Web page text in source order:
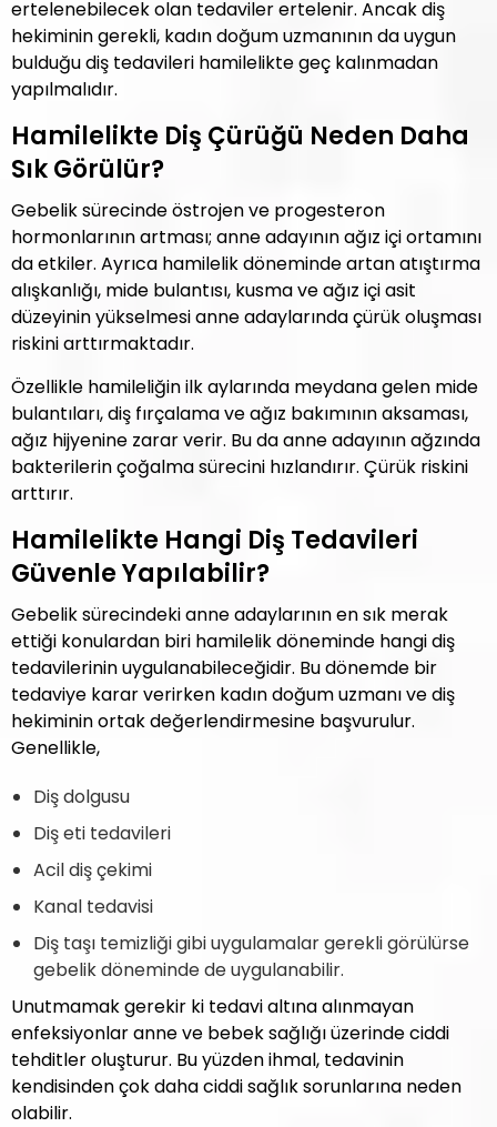
ertelenebilecek olan tedaviler ertelenir. Ancak diş
hekiminin gerekli, kadın doğum uzmanının da uygun
bulduğu diş tedavileri hamilelikte geç kalınmadan
yapılmalıdır.
Hamilelikte Diş Çürüğü Neden Daha
Sık Görülür?
Gebelik sürecinde östrojen ve progesteron
hormonlarının artması; anne adayının ağız içi ortamını
da etkiler. Ayrıca hamilelik döneminde artan atıştırma
alışkanlığı, mide bulantısı, kusma ve ağız içi asit
düzeyinin yükselmesi anne adaylarında çürük oluşması
riskini arttırmaktadır.
Özellikle hamileliğin ilk aylarında meydana gelen mide
bulantıları, diş fırçalama ve ağız bakımının aksaması,
ağız hijyenine zarar verir. Bu da anne adayının ağzında
bakterilerin çoğalma sürecini hızlandırır. Çürük riskini
arttırır.
Hamilelikte Hangi Diş Tedavileri
Güvenle Yapılabilir?
Gebelik sürecindeki anne adaylarının en sık merak
ettiği konulardan biri hamilelik döneminde hangi diş
tedavilerinin uygulanabileceğidir. Bu dönemde bir
tedaviye karar verirken kadın doğum uzmanı ve diş
hekiminin ortak değerlendirmesine başvurulur.
Genellikle,
Diş dolgusu
Diş eti tedavileri
Acil diş çekimi
Kanal tedavisi
Diş taşı temizliği gibi uygulamalar gerekli görülürse
gebelik döneminde de uygulanabilir.
Unutmamak gerekir ki tedavi altına alınmayan
enfeksiyonlar anne ve bebek sağlığı üzerinde ciddi
tehditler oluşturur. Bu yüzden ihmal, tedavinin
kendisinden çok daha ciddi sağlık sorunlarına neden
olabilir.